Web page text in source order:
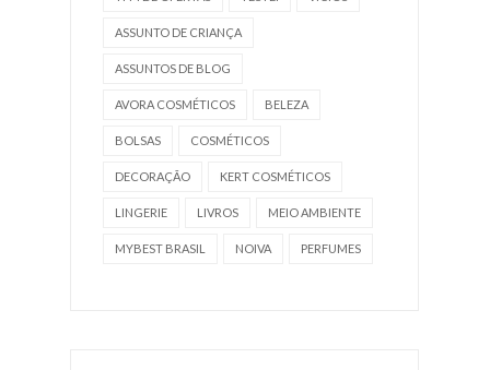
ASSUNTO DE CRIANÇA
ASSUNTOS DE BLOG
AVORA COSMÉTICOS BELEZA
BOLSAS COSMÉTICOS
DECORAÇÃO KERT COSMÉTICOS
LINGERIE LIVROS MEIO AMBIENTE
MYBEST BRASIL NOIVA PERFUMES